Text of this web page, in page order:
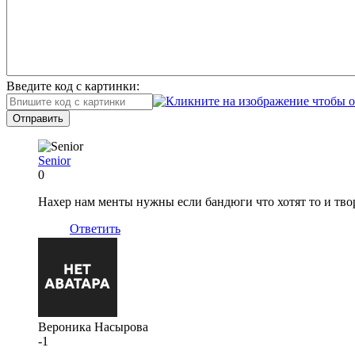
Введите код с картинки:
Отправить
Senior
0
Нахер нам менты нужны если бандюги что хотят то и
Ответить
Вероника Насырова
-1